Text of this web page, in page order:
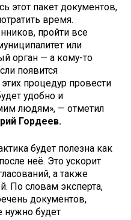
этот пакет документов,
время.
пройти все
или
орган — а кому-то
появится
процедур провести
удобно и
людям», — отметил
Гордеев.
будет полезна как
неё. Это ускорит
а также
По словам эксперта,
документов,
нужно будет